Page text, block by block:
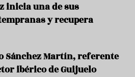
inicia una de sus
y recupera
Sánchez Martín, referente
ibérico de Guijuelo